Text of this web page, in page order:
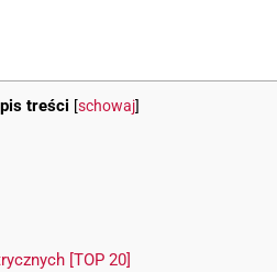
treści [schowaj]
[TOP 20]